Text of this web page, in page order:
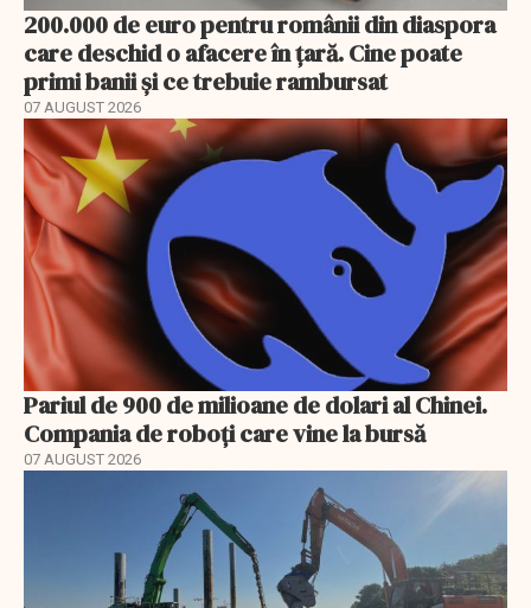
200.000 de euro pentru românii din diaspora
care deschid o afacere în țară. Cine poate
primi banii și ce trebuie rambursat
07 AUGUST 2026
Pariul de 900 de milioane de dolari al Chinei.
Compania de roboți care vine la bursă
07 AUGUST 2026